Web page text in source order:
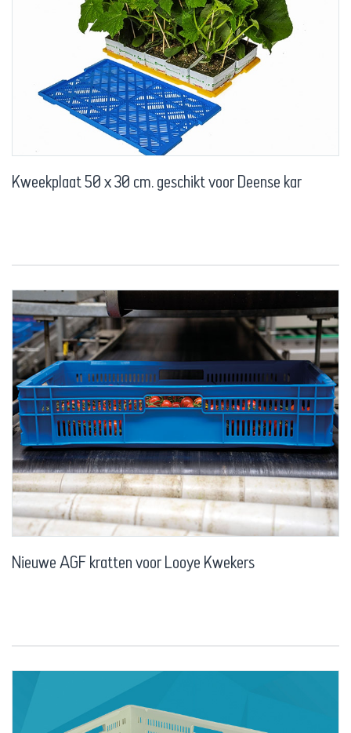
Kweekplaat 50 x 30 cm. geschikt voor Deense kar
Nieuwe AGF kratten voor Looye Kwekers